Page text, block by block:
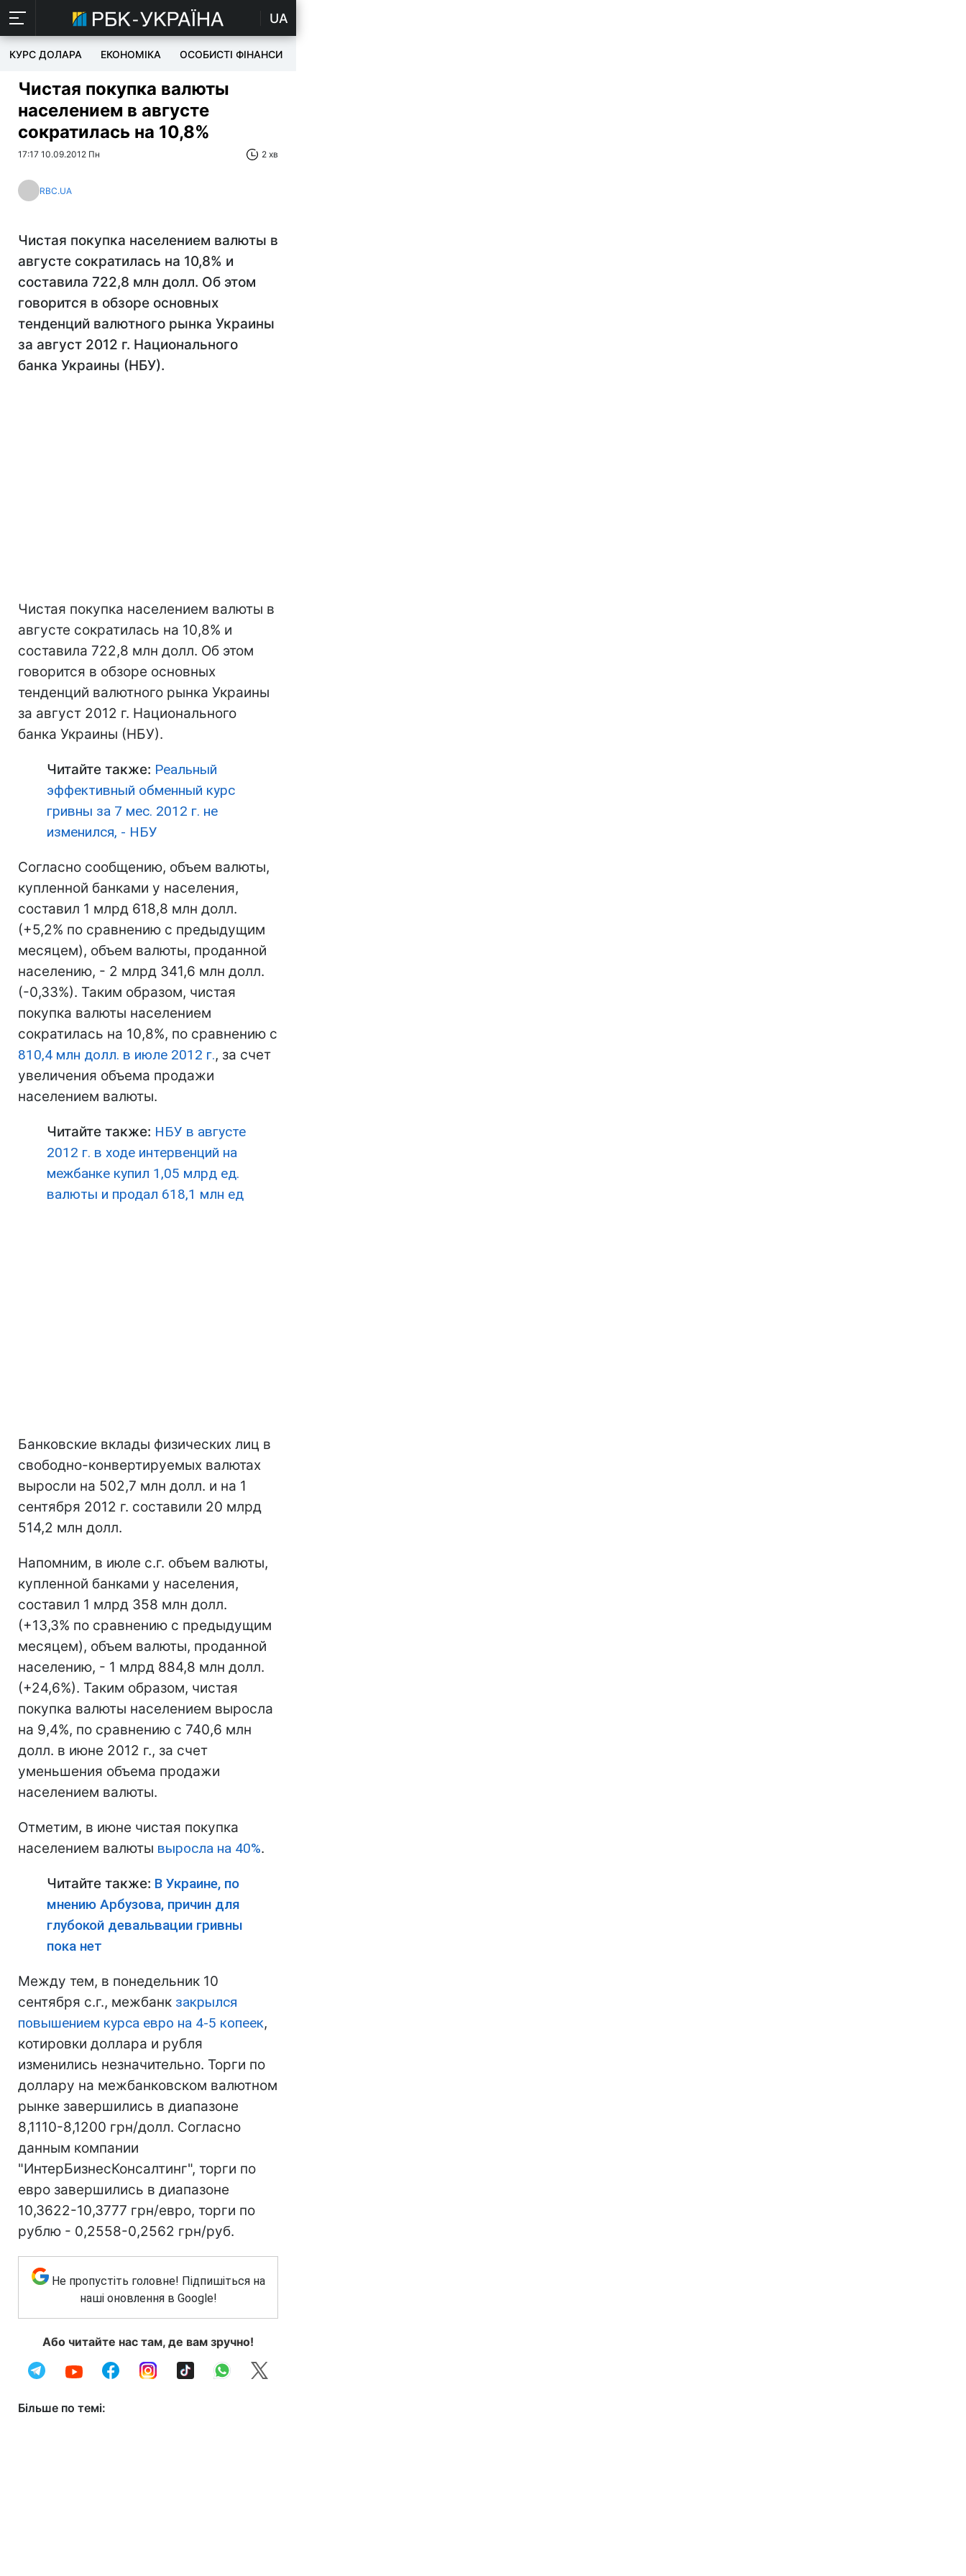
UA
КУРС ДОЛАРА ЕКОНОМІКА ОСОБИСТІ ФІНАНСИ
Чистая покупка валюты
населением в августе
сократилась на 10,8%
17:17 10.09.2012 Пн 2 хв
RBC.UA
Чистая покупка населением валюты в
августе сократилась на 10,8% и
составила 722,8 млн долл. Об этом
говорится в обзоре основных
тенденций валютного рынка Украины
за август 2012 г. Национального
банка Украины (НБУ).
Чистая покупка населением валюты в
августе сократилась на 10,8% и
составила 722,8 млн долл. Об этом
говорится в обзоре основных
тенденций валютного рынка Украины
за август 2012 г. Национального
банка Украины (НБУ).
Читайте также: Реальный
эффективный обменный курс
гривны за 7 мес. 2012 г. не
изменился, - НБУ
Согласно сообщению, объем валюты,
купленной банками у населения,
составил 1 млрд 618,8 млн долл.
(+5,2% по сравнению с предыдущим
месяцем), объем валюты, проданной
населению, - 2 млрд 341,6 млн долл.
(-0,33%). Таким образом, чистая
покупка валюты населением
сократилась на 10,8%, по сравнению с
810,4 млн долл. в июле 2012 г., за счет
увеличения объема продажи
населением валюты.
Читайте также: НБУ в августе
2012 г. в ходе интервенций на
межбанке купил 1,05 млрд ед.
валюты и продал 618,1 млн ед
Банковские вклады физических лиц в
свободно-конвертируемых валютах
выросли на 502,7 млн долл. и на 1
сентября 2012 г. составили 20 млрд
514,2 млн долл.
Напомним, в июле с.г. объем валюты,
купленной банками у населения,
составил 1 млрд 358 млн долл.
(+13,3% по сравнению с предыдущим
месяцем), объем валюты, проданной
населению, - 1 млрд 884,8 млн долл.
(+24,6%). Таким образом, чистая
покупка валюты населением выросла
на 9,4%, по сравнению с 740,6 млн
долл. в июне 2012 г., за счет
уменьшения объема продажи
населением валюты.
Отметим, в июне чистая покупка
населением валюты выросла на 40%.
Читайте также: В Украине, по
мнению Арбузова, причин для
глубокой девальвации гривны
пока нет
Между тем, в понедельник 10
сентября с.г., межбанк закрылся
повышением курса евро на 4-5 копеек,
котировки доллара и рубля
изменились незначительно. Торги по
доллару на межбанковском валютном
рынке завершились в диапазоне
8,1110-8,1200 грн/долл. Согласно
данным компании
"ИнтерБизнесКонсалтинг", торги по
евро завершились в диапазоне
10,3622-10,3777 грн/евро, торги по
рублю - 0,2558-0,2562 грн/руб.
Не пропустіть головне! Підпишіться на
наші оновлення в Google!
Або читайте нас там, де вам зручно!
Більше по темі: